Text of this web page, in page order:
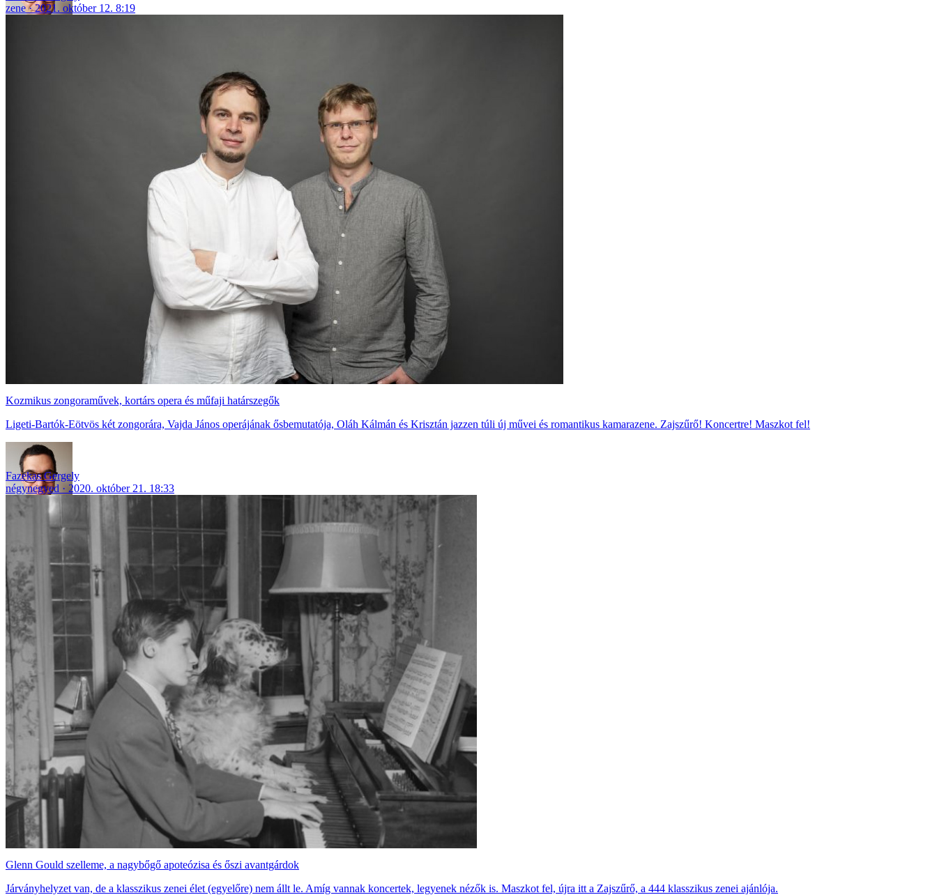
zene
2021. október 12. 8:19
Kozmikus zongoraművek, kortárs opera és műfaji határszegők
Ligeti-Bartók-Eötvös két zongorára, Vajda János operájának ősbemutatója, Oláh Kálmán és Krisztán jazzen túli új művei és romantikus kamarazene. Zajszűrő! Koncertre! Maszkot fel!
Fazekas Gergely
négynegyed
2020. október 21. 18:33
Glenn Gould szelleme, a nagybőgő apoteózisa és őszi avantgárdok
Járványhelyzet van, de a klasszikus zenei élet (egyelőre) nem állt le. Amíg vannak koncertek, legyenek nézők is. Maszkot fel, újra itt a Zajszűrő, a 444 klasszikus zenei ajánlója.